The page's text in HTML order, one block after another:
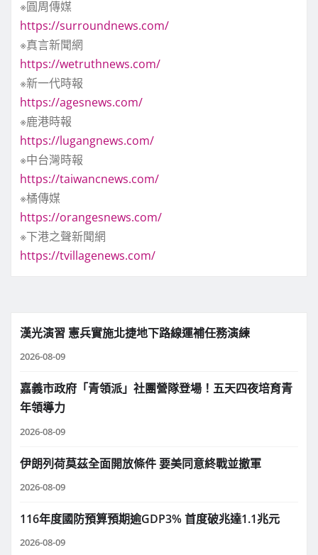
※圓周傳媒
https://surroundnews.com/
※真言新聞網
https://wetruthnews.com/
※新一代時報
https://agesnews.com/
※鹿港時報
https://lugangnews.com/
※中台灣時報
https://taiwancnews.com/
※橘傳媒
https://orangesnews.com/
※下港之聲新聞網
https://tvillagenews.com/
漢光演習 憲兵實施北捷地下路線運補任務演練
2026-08-09
嘉義市政府「青領派」社團營隊登場！五天四夜培育青
年領導力
2026-08-09
伊朗列荷莫茲全面開放條件 要美同意終戰並撤軍
2026-08-09
116年度國防預算預期逾GDP3% 首度破兆達1.1兆元
2026-08-09